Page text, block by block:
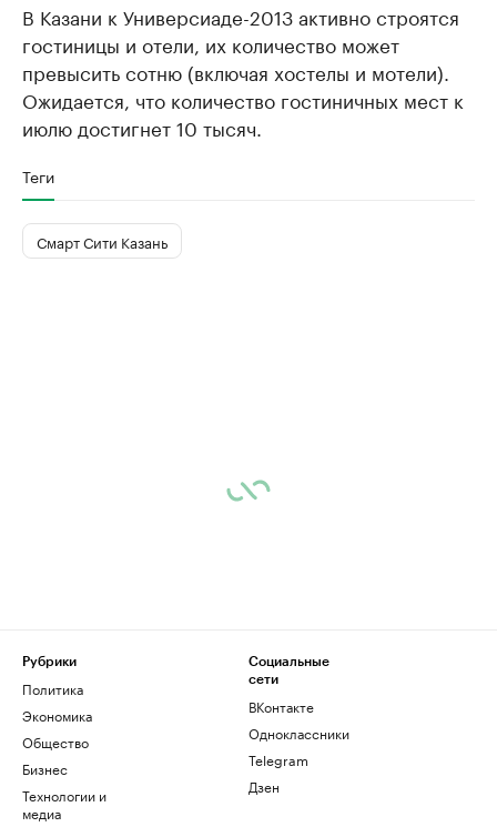
В Казани к Универсиаде-2013 активно строятся
гостиницы и отели, их количество может
превысить сотню (включая хостелы и мотели).
Ожидается, что количество гостиничных мест к
июлю достигнет 10 тысяч.
Теги
Смарт Сити Казань
Рубрики
Политика
Экономика
Общество
Бизнес
Технологии и
медиа
Социальные
сети
ВКонтакте
Одноклассники
Telegram
Дзен